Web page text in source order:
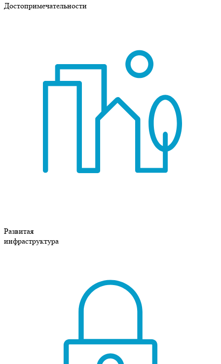
Достопримечательности
Развитая
инфраструктура